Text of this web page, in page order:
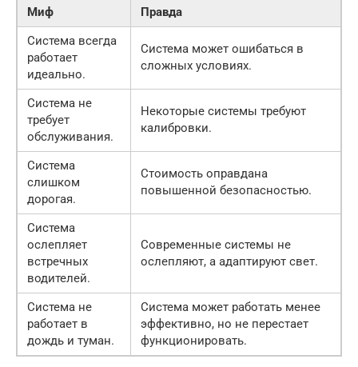
Миф
Правда
Система всегда
работает
идеально.
Система может ошибаться в
сложных условиях.
Система не
требует
обслуживания.
Некоторые системы требуют
калибровки.
Система
слишком
дорогая.
Стоимость оправдана
повышенной безопасностью.
Система
ослепляет
встречных
водителей.
Современные системы не
ослепляют, а адаптируют свет.
Система не
работает в
дождь и туман.
Система может работать менее
эффективно, но не перестает
функционировать.